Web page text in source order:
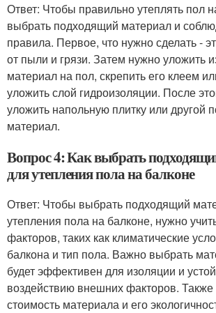
Ответ: Чтобы правильно утеплять пол
выбрать подходящий материал и
правила. Первое, что нужно сделать -
от пыли и грязи. Затем нужно уложить
материал на пол, скрепить его клеем
уложить слой гидроизоляции. После
уложить напольную плитку или другой
материал.
Вопрос 4: Как выбрать
для утепления пола на балконе
Ответ: Чтобы выбрать подходящий
утепления пола на балконе, нужно
факторов, таких как климатические
балкона и тип пола. Важно выбрать
будет эффективен для изоляции и
воздействию внешних факторов.
стоимость материала и его